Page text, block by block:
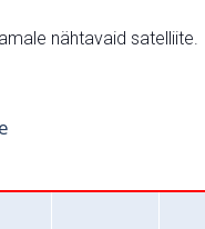
nähtavaid satelliite.